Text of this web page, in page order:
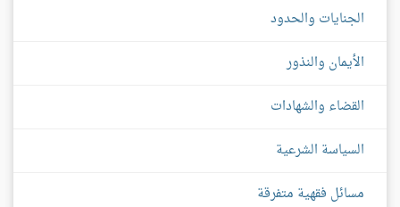
الجنايات والحدود
الأيمان والنذور
القضاء والشهادات
السياسة الشرعية
مسائل فقهية متفرقة